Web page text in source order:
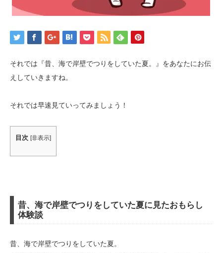
それでは『昔、海で岸壁でつりをしていた夏。』をあなたにお伝
えしていきますね。
それでは早速見ていってみましょう！
目次 [非表示]
昔、海で岸壁でつりをしていた夏に見たおもらし
体験談
昔、海で岸壁でつりをしていた夏。